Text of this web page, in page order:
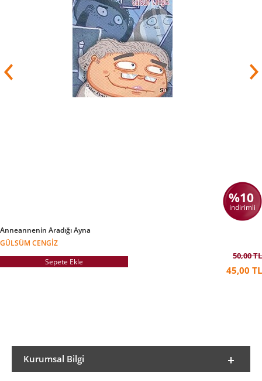
%10
indirimli
Anneannenin Aradığı Ayna
GÜLSÜM CENGIZ
Sepete Ekle
50,00 TL
45,00 TL
Kurumsal Bilgi